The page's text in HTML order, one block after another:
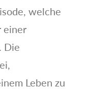
welche
einer
Die
Leben zu